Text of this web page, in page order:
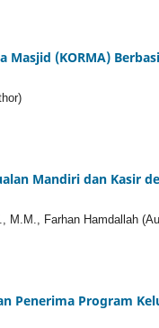
Masjid (KORMA)
Mandiri dan Kasir
M.M., Farhan Hamdallah
Penerima Program